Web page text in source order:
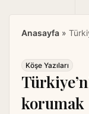
Anasayfa »
Köşe Yazıları
korumak